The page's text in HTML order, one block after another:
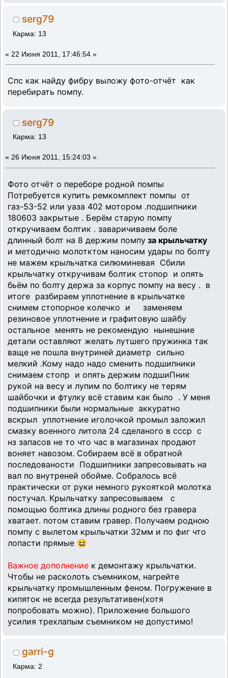
serg79
Карма: 13
« 22 Июня 2011, 17:46:54 »
Спс как найду фибру выложу фото-отчёт как
перебирать помпу.
serg79
Карма: 13
« 26 Июня 2011, 15:24:03 »
Фото отчёт о переборе родной помпы
Потребуется купить ремкомплект помпы от
газ-53-52 или уаза 402 мотором .подшипники
180603 закрытые . Берём старую помпу
откручиваем болтик . заваричиваем боле
длинный болт на 8 держим помпу за крыльчатку
и методично молотктом наносим удары по болту
не мажем крыльчатка силюминевая Сбили
крыльчатку откручивам болтик стопор и опять
бьём по болту держа за корпус помпу на весу . в
итоге разбираем уплотнение в крыльчатке
снимем стопорное колечко и
заменяем
резиновое уплотнение и графитовую шайбу
остальное менять не рекомендую нынешние
детали оставляют желать лутшего пружинка так
ваще не пошла внутриней диаметр сильно
мелкий .Кому надо надо сменить подшипники
снимаем стопр и опять держим подшиПник
рукой на весу и лупим по болтику не терям
шайбочки и фтулку всё ставим как было . У меня
подшипники были нормальные аккуратно
вскрыл уплотнение иголочкой промыл заложил
смазку военного литола 24 сделаного в ссср с
нз запасов не то что час в магазинах продают
воняет навозом. Собираем всё в обратной
последованости Подшипники запресовывать на
вал по внутреней обойме. Собралось всё
практически от руки немного рукояткой молотка
постучал. Крыльчатку запресовываем
с
помощью болтика длины родного без гравера
хватает. потом ставим гравер. Получаем родною
помпу с вылетом крыльчатки 32мм и по фиг что
лопасти прямые 😆
Важное дополнение к демонтажу крыльчатки.
Чтобы не расколоть съемником, нагрейте
крыльчатку промышленным феном. Погружение в
кипяток не всегда результативен(хотя
попробовать можно). Приложение большого
усилия трехлапым съемником не допустимо!
garri-g
Карма: 2